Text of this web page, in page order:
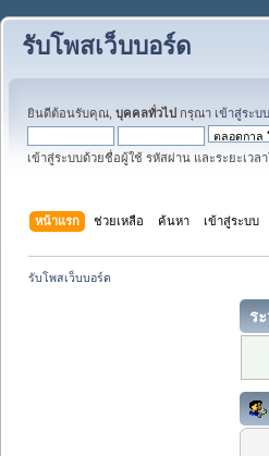
รับโพสเว็บบอร์ด
ยินดีต้อนรับคุณ, บุคคลทั่วไป กรุณา เข้าสู่ระบบ
เข้าสู่ระบบด้วยชื่อผู้ใช้ รหัสผ่าน และระยะเวล
หน้าแรก ช่วยเหลือ ค้นหา เข้าสู่ระบบ
รับโพสเว็บบอร์ด
ร